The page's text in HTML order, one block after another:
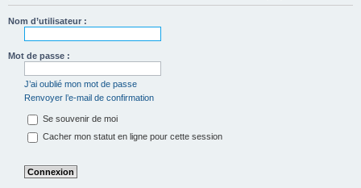
ch
Nom d’utilisateur :
Mot de passe :
J’ai oublié mon mot de passe
Renvoyer l’e-mail de confirmation
Se souvenir de moi
Cacher mon statut en ligne pour cette session